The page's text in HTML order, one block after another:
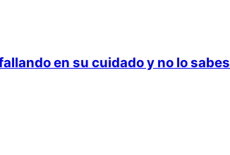
en su cuidado y no lo sabes